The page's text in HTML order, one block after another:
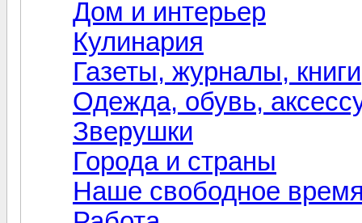
Дом и интерьер
Кулинария
Газеты, журналы,
Одежда, обувь,
Зверушки
Города и страны
Наше свободное